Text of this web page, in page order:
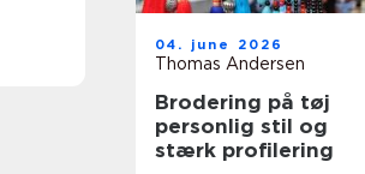
04. june 2026
Thomas Andersen
Brodering på tøj
personlig stil og
stærk profilering